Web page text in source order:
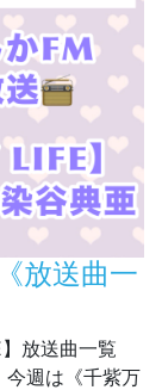
放送曲一
放送曲一覧
週は《千紫万